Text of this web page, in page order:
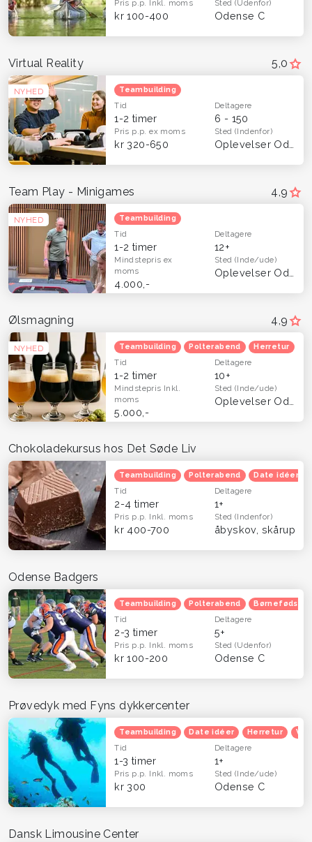
Pris p.p. Inkl. moms
kr 100-400
Sted(Udenfor)
Odense C
5,0
NYHED
Virtual Reality
Teambuilding
Tid
1-2 timer
Deltagere
6 - 150
Pris p.p.ex moms
kr 320-650
Sted(Indenfor)
4,9
NYHED
Team Play - Minigames
Teambuilding
Tid
1-2 timer
Deltagere
12+
Mindstepris ex
moms
4.000,-
Sted(Inde/ude)
4,9
NYHED
Ølsmagning
Teambuilding Polterabend Herretur
Tid
1-2 timer
Deltagere
10+
Mindstepris Inkl.
moms
5.000,-
Sted(Inde/ude)
Chokoladekursus hos Det Søde Liv
Teambuilding Polterabend Date idéer
Tid
2-4 timer
Deltagere
1+
Pris p.p. Inkl. moms
kr 400-700
Sted(Indenfor)
åbyskov, skårup
Odense Badgers
Teambuilding Polterabend
Tid
2-3 timer
Deltagere
5+
Pris p.p. Inkl. moms
kr 100-200
Sted(Udenfor)
Odense C
Prøvedyk med Fyns dykkercenter
Teambuilding Date idéer Herretur
Tid
1-3 timer
Deltagere
1+
Pris p.p. Inkl. moms
kr 300
Sted(Inde/ude)
Odense C
Dansk Limousine Center